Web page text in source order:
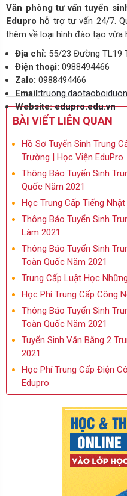
Văn phòng tư vấn tuyển
Edupro hỗ trợ tư vấn 24/7.
thêm về loại hình đào tạo vừa
Địa chỉ: 55/23 Đường TL19
Điện thoại: 0988494466
Zalo: 0988494466
Email:
Website:edupro.edu.vn
BÀI VIẾT LIÊN QUAN
Hồ Sơ Tuyển Sinh Trung
Trường | Học Viện EduPro
Thông Báo Tuyển Sinh
Quốc Năm 2021
Học Trung Cấp Tiếng
Thông Báo Tuyển Sinh
Làm 2021
Thông Báo Tuyển Sinh
Toàn Quốc Năm 2021
Trung Cấp Luật Học
Học Phí Trung Cấp Công
Thông Báo Tuyển Sinh
Toàn Quốc Năm 2021
Tuyển Sinh Văn Bằng 2
2021
Học Phí Trung Cấp Điện
Edupro